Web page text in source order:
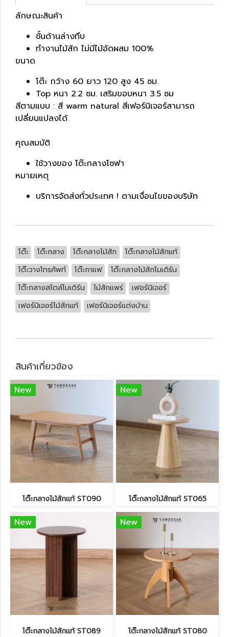
ลักษณะสินค้า
ชั้นด้านล่างทึบ
ทำงานไม้สัก ไม่มีไม้อัดผสม 100%
ขนาด
โต๊ะ กว้าง 60 ยาว 120 สูง 45 ซม.
Top หนา 2.2 ซม. เสริมขอบหนา 3.5 ซม
สีตามแบบ : สี warm natural สีเฟอร์นิเจอร์สามารถ
เปลี่ยนแปลงได้
คุณสมบัติ
ใช้วางของ โต๊ะกลางโซฟา
หมายเหตุ
บริการจัดส่งทั่วประเทศ ! ตามเงื่อนไขของบริษัท
โต๊ะ โต๊ะกลาง โต๊ะกลางไม้สัก
โต๊ะกลางไม้สักแท้
โต๊ะวางโทรศัพท์
โต๊ะกาแฟ
โต๊ะกลางไม้สักโมเดิร์น
โต๊ะกลางสไตล์โมเดิร์น
ไม้สักแพร่
เฟอร์นิเจอร์
เฟอร์นิเจอร์ไม้สักแท้
เฟอร์นิเจอร์แต่งบ้าน
สินค้าเกี่ยวข้อง
New
โต๊ะกลางไม้สักแท้ ST090
New
โต๊ะกลางไม้สักแท้ ST065
New
โต๊ะกลางไม้สักแท้ ST089
New
โต๊ะกลางไม้สักแท้ ST080